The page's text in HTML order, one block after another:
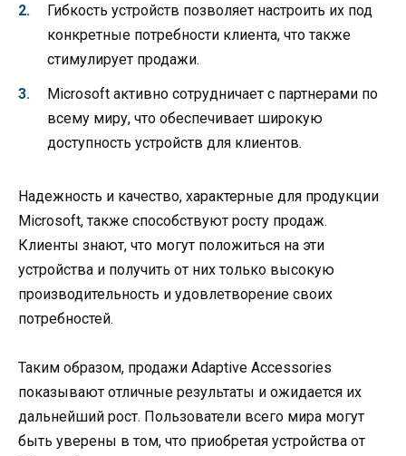
Гибкость устройств позволяет настроить их под
конкретные потребности клиента, что также
стимулирует продажи.
Microsoft активно сотрудничает с партнерами по
всему миру, что обеспечивает широкую
доступность устройств для клиентов.
Надежность и качество, характерные для продукции
Microsoft, также способствуют росту продаж.
Клиенты знают, что могут положиться на эти
устройства и получить от них только высокую
производительность и удовлетворение своих
потребностей.
Таким образом, продажи Adaptive Accessories
показывают отличные результаты и ожидается их
дальнейший рост. Пользователи всего мира могут
быть уверены в том, что приобретая устройства от